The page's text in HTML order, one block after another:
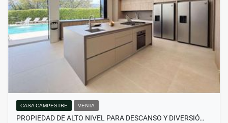
CASA CAMPESTRE VENTA
PROPIEDAD DE ALTO NIVEL PARA DESCANSO Y DIVERSIÓ…